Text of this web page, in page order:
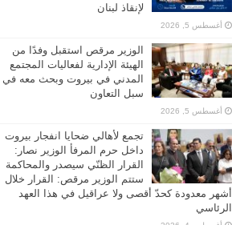
لإنقاذ لبنان
أغسطس 5, 2026
الوزير مرقص استقبل وفدًا من
الهيئة الإدارية لفعاليات المجتمع
المدني في بيروت وبحث معه في
سبل التعاون
أغسطس 5, 2026
تجمع لأهالي ضحايا انفجار بيروت
داخل حرم المرفأ الوزير نصار:
القرار الظنّي سيصدر والمحاكمة
ستتم الوزير مرقص: القرار خلال
أشهر معدودة كحدّ أقصى ولا عراقيل في هذا العهد
الرئاسي